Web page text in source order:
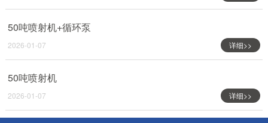
50吨喷射机+循环泵
2026-01-07 详细>>
50吨喷射机
2026-01-07 详细>>